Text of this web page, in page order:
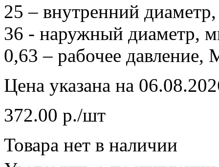
25 – внутренний
36 - наружный диаметр,
0,63 – рабочее
Цена указана на
372.00 р./шт
Товара нет в наличии